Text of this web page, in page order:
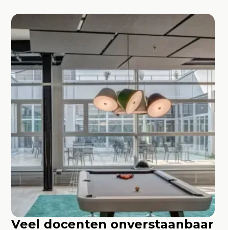
Veel docenten onverstaanbaar